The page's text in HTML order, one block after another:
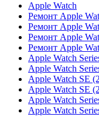
Apple Watch
Ремонт Apple
Ремонт Apple
Ремонт Apple
Ремонт Apple
Apple Watch
Apple Watch
Apple Watch SE
Apple Watch SE
Apple Watch
Apple Watch